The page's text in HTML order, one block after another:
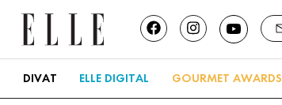
DIVAT ELLE DIGITAL GOURMET AWARDS